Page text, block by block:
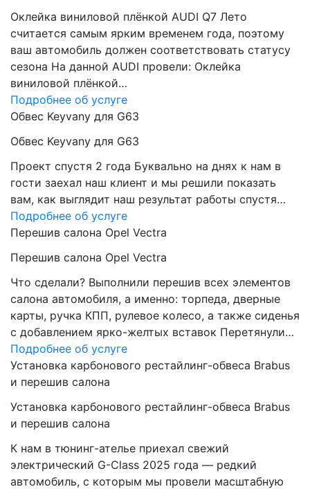
Оклейка виниловой плёнкой AUDI Q7 Лето
считается самым ярким временем года, поэтому
ваш автомобиль должен соответствовать статусу
сезона На данной AUDI провели: Оклейка
виниловой плёнкой…
Подробнее об услуге
Обвес Keyvany для G63
Обвес Keyvany для G63
Проект спустя 2 года Буквально на днях к нам в
гости заехал наш клиент и мы решили показать
вам, как выглядит наш результат работы спустя…
Подробнее об услуге
Перешив салона Opel Vectra
Перешив салона Opel Vectra
Что сделали? Выполнили перешив всех элементов
салона автомобиля, а именно: торпеда, дверные
карты, ручка КПП, рулевое колесо, а также сиденья
с добавлением ярко-желтых вставок Перетянули…
Подробнее об услуге
Установка карбонового рестайлинг-обвеса Brabus
и перешив салона
Установка карбонового рестайлинг-обвеса Brabus
и перешив салона
К нам в тюнинг-ателье приехал свежий
электрический G-Class 2025 года — редкий
автомобиль, с которым мы провели масштабную